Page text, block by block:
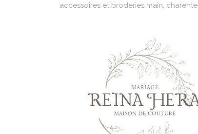
accessoires et broderies main, charente